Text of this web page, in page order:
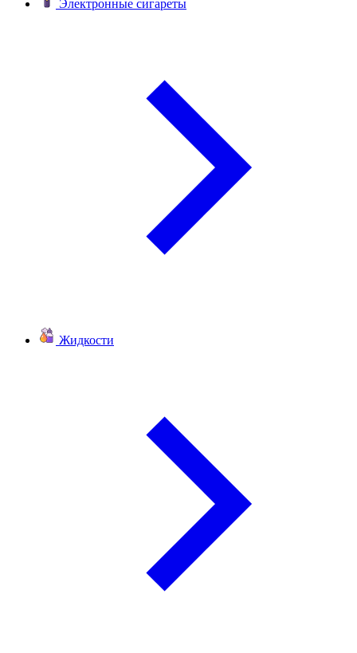
Электронные сигареты
Жидкости